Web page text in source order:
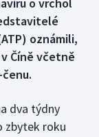
o vrchol
oznámili,
Číně včetně
dva týdny
zbytek roku